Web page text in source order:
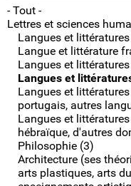
- Tout -
Lettres et sciences
Langues et
Langue et littérature
Langues et
Langues et
Langues et
portugais, autres
Langues et
hébraïque, d'autres
Philosophie (3)
Architecture (ses
arts plastiques, arts